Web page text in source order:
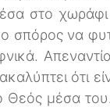
στο
σπόρος να
ότι
Θεός μέσα